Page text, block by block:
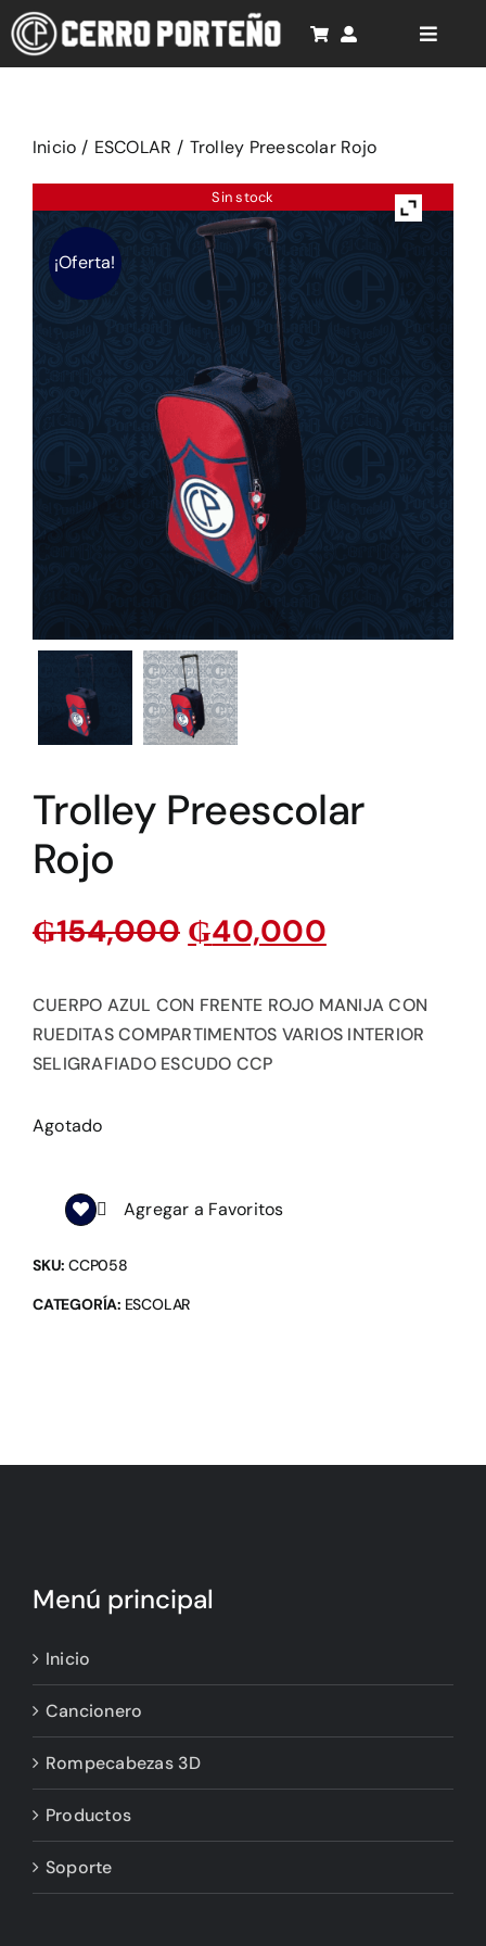
Saltar
al
contenido
Toggle
Cancionero
Productos
Soporte
Inicio / ESCOLAR / Trolley Preescolar Rojo
Sin stock
¡Oferta!
Trolley Preescolar
Rojo
₲154,000 ₲40,000
CUERPO AZUL CON FRENTE ROJO MANIJA CON
RUEDITAS COMPARTIMENTOS VARIOS INTERIOR
SELIGRAFIADO ESCUDO CCP
Agotado
Agregar a Favoritos
SKU: CCP058
CATEGORÍA: ESCOLAR
Menú principal
Inicio
Cancionero
Rompecabezas 3D
Productos
Soporte